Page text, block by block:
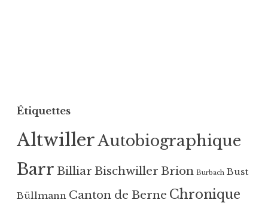
Étiquettes
AltwillerAutobiographique
Barr Billiar Bischwiller Brion Burbach Bust
Büllmann Canton de Berne Chronique